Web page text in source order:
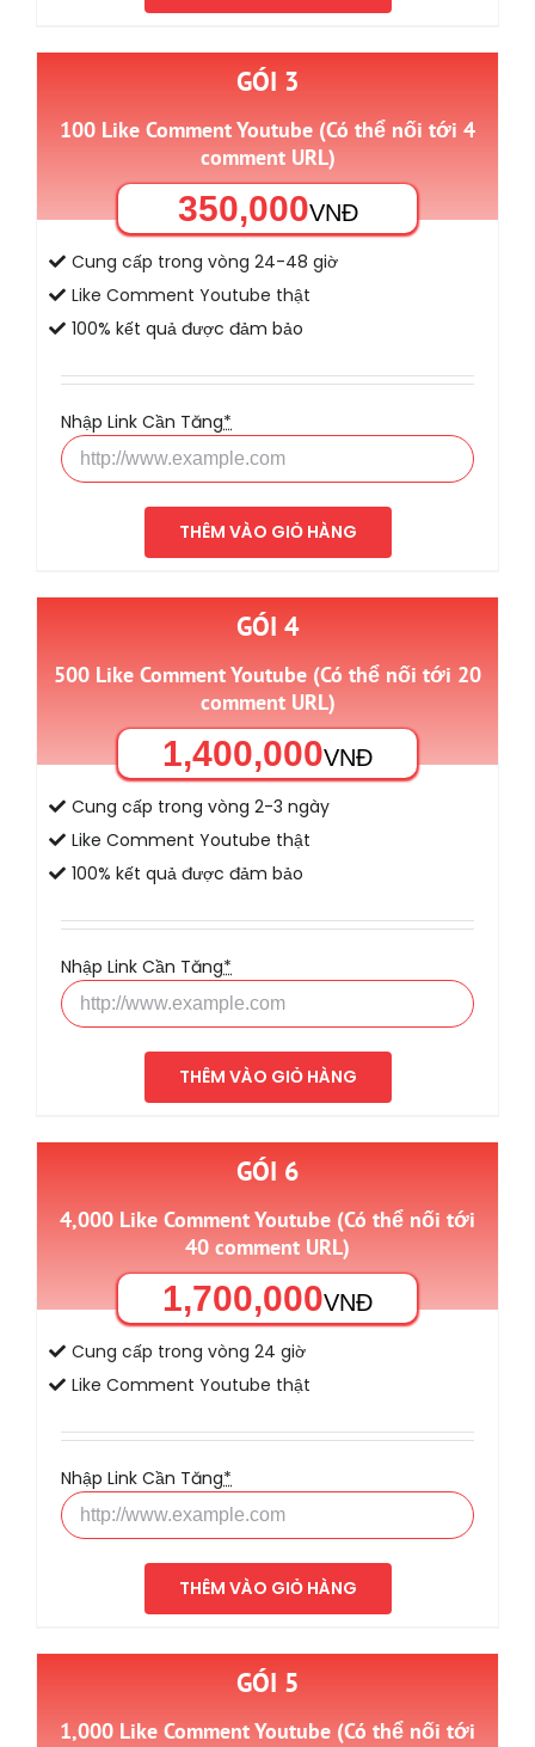
GÓI 3
100 Like Comment Youtube (Có thể nối tới 4
comment URL)
350,000VNĐ
Cung cấp trong vòng 24-48 giờ
Like Comment Youtube thật
100% kết quả được đảm bảo
Nhập Link Cần Tăng*
THÊM VÀO GIỎ HÀNG
GÓI 4
500 Like Comment Youtube (Có thể nối tới 20
comment URL)
1,400,000VNĐ
Cung cấp trong vòng 2-3 ngày
Like Comment Youtube thật
100% kết quả được đảm bảo
Nhập Link Cần Tăng*
THÊM VÀO GIỎ HÀNG
GÓI 6
4,000 Like Comment Youtube (Có thể nối tới
40 comment URL)
1,700,000VNĐ
Cung cấp trong vòng 24 giờ
Like Comment Youtube thật
Nhập Link Cần Tăng*
THÊM VÀO GIỎ HÀNG
GÓI 5
1,000 Like Comment Youtube (Có thể nối tới